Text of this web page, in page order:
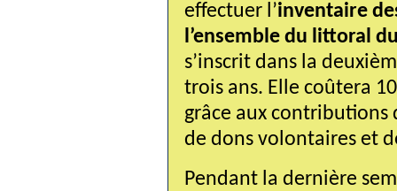
effectuer l’inventaire
l’ensemble du littoral
s’inscrit dans la
trois ans. Elle coûtera
grâce aux contributions
de dons volontaires et
Pendant la dernière